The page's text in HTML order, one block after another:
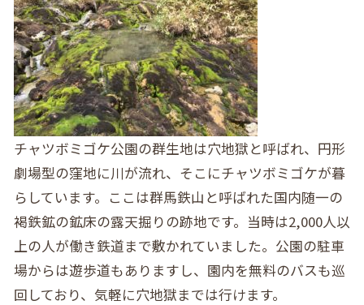
チャツボミゴケ公園の群生地は穴地獄と呼ばれ、円形
劇場型の窪地に川が流れ、そこにチャツボミゴケが暮
らしています。ここは群馬鉄山と呼ばれた国内随一の
褐鉄鉱の鉱床の露天掘りの跡地です。当時は2,000人以
上の人が働き鉄道まで敷かれていました。公園の駐車
場からは遊歩道もありますし、園内を無料のバスも巡
回しており、気軽に穴地獄までは行けます。